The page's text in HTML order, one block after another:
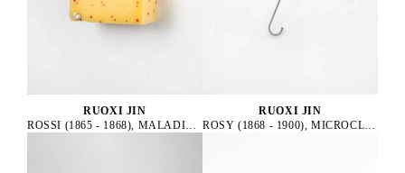
RUOXI JIN
ROSSI (1865 - 1868), MALADIE CONTAGIEUSE, 2025
RUOXI JIN
ROSY (1868 - 1900), MICROCLIMAT, 2025